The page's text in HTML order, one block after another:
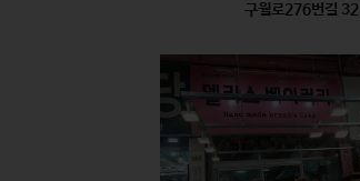
구월로276번길 32